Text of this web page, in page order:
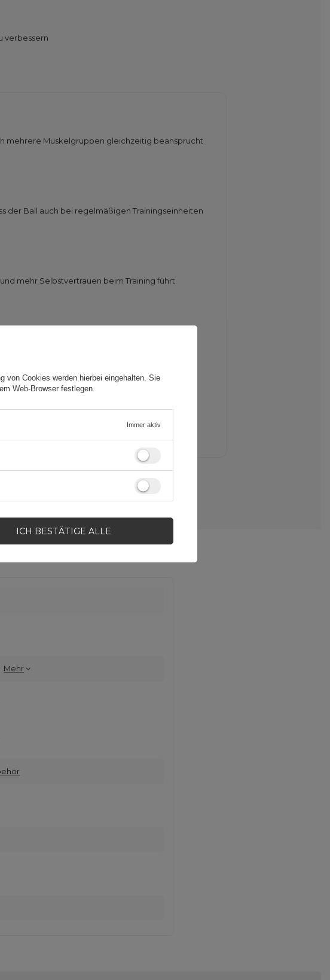
verbessern
mehrere Muskelgruppen gleichzeitig beansprucht
der Ball auch bei regelmäßigen Trainingseinheiten
mehr Selbstvertrauen beim Training führt.
Bewegungsfreiheit bei alltäglichen
Körpergröße von 160 bis 180 cm und
Mehr
von Cookies werden hierbei eingehalten. Sie
Web-Browser festlegen.
Immer aktiv
ICH BESTÄTIGE ALLE